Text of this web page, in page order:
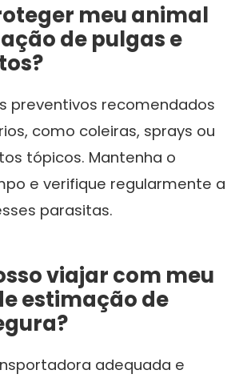
meu animal
de pulgas e
preventivos recomendados
como coleiras, sprays ou
tópicos. Mantenha o
e verifique regularmente a
parasitas.
viajar com meu
estimação de
adequada e